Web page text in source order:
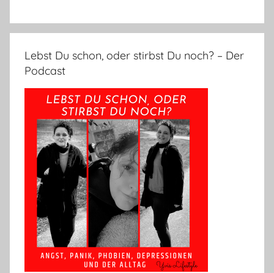
Lebst Du schon, oder stirbst Du noch? – Der
Podcast